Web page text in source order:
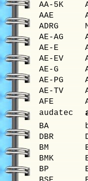
AA-5K
AAE
ADRG
AE-AG
AE-E
AE-EV
AE-G
AE-PG
AE-TV
AFE
audatec
BA
DBR
BM
BMK
BP